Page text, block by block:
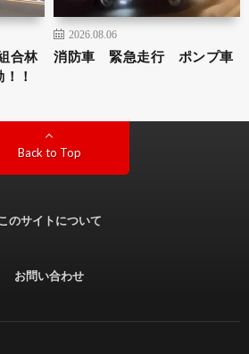
合林
！
2026.08.06
消防車 緊急走行 ポンプ車
Back to Top
のサイトについて
お問い合わせ